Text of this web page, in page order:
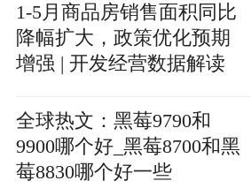
1-5月商品房销售面积同比
降幅扩大，政策优化预期
增强 | 开发经营数据解读
全球热文：黑莓9790和
9900哪个好_黑莓8700和黑
莓8830哪个好一些